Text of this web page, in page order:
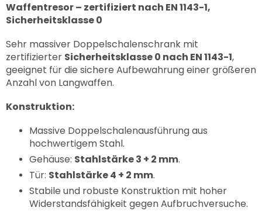
Waffentresor – zertifiziert nach EN 1143-1,
Sicherheitsklasse 0
Sehr massiver Doppelschalenschrank mit
zertifizierter Sicherheitsklasse 0 nach EN 1143-1,
geeignet für die sichere Aufbewahrung einer größeren
Anzahl von Langwaffen.
Konstruktion:
Massive Doppelschalenausführung aus
hochwertigem Stahl.
Gehäuse: Stahlstärke 3 + 2 mm.
Tür: Stahlstärke 4 + 2 mm.
Stabile und robuste Konstruktion mit hoher
Widerstandsfähigkeit gegen Aufbruchversuche.